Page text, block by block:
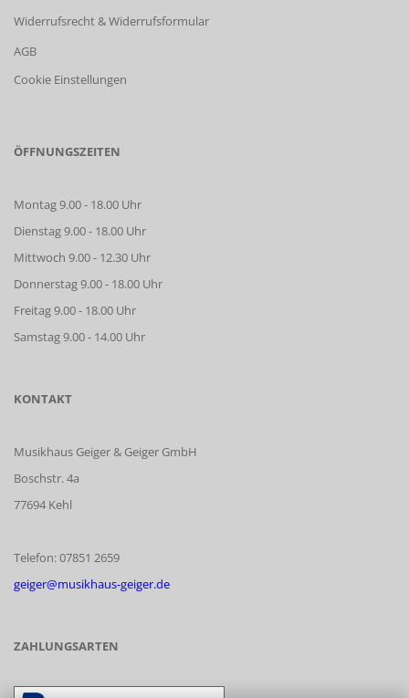
Widerrufsrecht & Widerrufsformular
AGB
Cookie Einstellungen
ÖFFNUNGSZEITEN
Montag 9.00 - 18.00 Uhr
Dienstag 9.00 - 18.00 Uhr
Mittwoch 9.00 - 12.30 Uhr
Donnerstag 9.00 - 18.00 Uhr
Freitag 9.00 - 18.00 Uhr
Samstag 9.00 - 14.00 Uhr
KONTAKT
Musikhaus Geiger & Geiger GmbH
Boschstr. 4a
77694 Kehl
Telefon: 07851 2659
geiger@musikhaus-geiger.de
ZAHLUNGSARTEN